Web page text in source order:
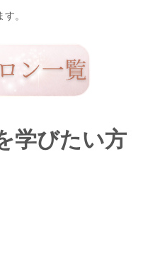
。
学びたい方